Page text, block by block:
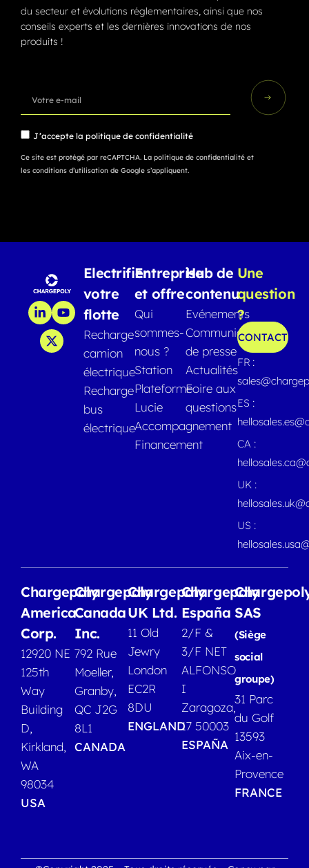
du secteur et évolutions réglementaires, ainsi que nos
conseils experts et les dernières innovations de nos
produits !
J’accepte la politique de confidentialité
Ce site est protégé par reCAPTCHA. La politique de confidentialité et
les conditions d’utilisation de Google s’appliquent.
Electrifier
votre
flotte
Recharge
camion
électrique
Recharge
bus
électrique
Entreprise
et offre
Qui
sommes-
nous ?
Station
Plateforme
Lucie
Accompagnement
Financement
Hub de
contenu
Evénements
Communiqués
de presse
Actualités
Foire aux
questions
Une
question
?
CONTACT
FR :
ES :
CA :
UK :
US :
Chargepoly
America
Corp.
12920 NE
125th
Way
Building
D,
Kirkland,
WA
98034
USA
Chargepoly
Canada
Inc.
792 Rue
Moeller,
Granby,
QC J2G
8L1
CANADA
Chargepoly
UK Ltd.
11 Old
Jewry
London
EC2R
8DU
ENGLAND
Chargepoly
España
2/F &
3/F NET
ALFONSO
I
Zaragoza,
17 50003
ESPAÑA
SAS
(Siège
social
groupe)
31 Parc
du Golf
13593
Aix-en-
Provence
FRANCE